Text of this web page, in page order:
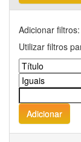
Adicionar filtros:
Utilizar filtros